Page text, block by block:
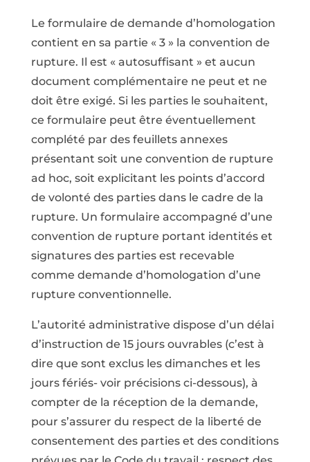
Le formulaire de demande d’homologation
contient en sa partie « 3 » la convention de
rupture. Il est « autosuffisant » et aucun
document complémentaire ne peut et ne
doit être exigé. Si les parties le souhaitent,
ce formulaire peut être éventuellement
complété par des feuillets annexes
présentant soit une convention de rupture
ad hoc, soit explicitant les points d’accord
de volonté des parties dans le cadre de la
rupture. Un formulaire accompagné d’une
convention de rupture portant identités et
signatures des parties est recevable
comme demande d’homologation d’une
rupture conventionnelle.
L’autorité administrative dispose d’un délai
d’instruction de 15 jours ouvrables (c’est à
dire que sont exclus les dimanches et les
jours fériés- voir précisions ci-dessous), à
compter de la réception de la demande,
pour s’assurer du respect de la liberté de
consentement des parties et des conditions